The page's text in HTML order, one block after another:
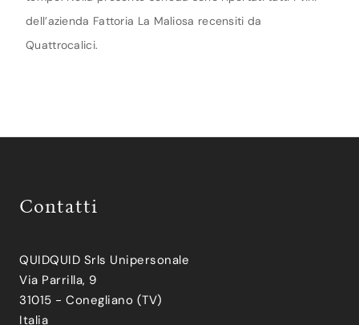
dell’azienda Fattoria La Maliosa recensiti da
Quattrocalici.
Contatti
QUIDQUID Srls Unipersonale
Via Parrilla, 9
31015 - Conegliano (TV)
Italia